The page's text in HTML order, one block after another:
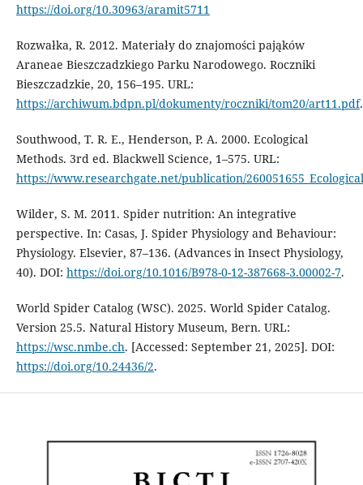
https://doi.org/10.30963/aramit5711
Rozwałka, R. 2012. Materiały do znajomości pająków
Araneae Bieszczadzkiego Parku Narodowego. Roczniki
Bieszczadzkie, 20, 156–195. URL:
https://archiwum.bdpn.pl/dokumenty/roczniki/tom20/art11.pdf.
Southwood, T. R. E., Henderson, P. A. 2000. Ecological
Methods. 3rd ed. Blackwell Science, 1–575. URL:
https://www.researchgate.net/publication/
Wilder, S. M. 2011. Spider nutrition: An integrative
perspective. In: Casas, J. Spider Physiology and Behaviour:
Physiology. Elsevier, 87–136. (Advances in Insect Physiology,
40). DOI: https://doi.org/10.1016/B978-0-12-387668-3.00002-7.
World Spider Catalog (WSC). 2025. World Spider Catalog.
Version 25.5. Natural History Museum, Bern. URL:
https://wsc.nmbe.ch. [Accessed: September 21, 2025]. DOI:
https://doi.org/10.24436/2.